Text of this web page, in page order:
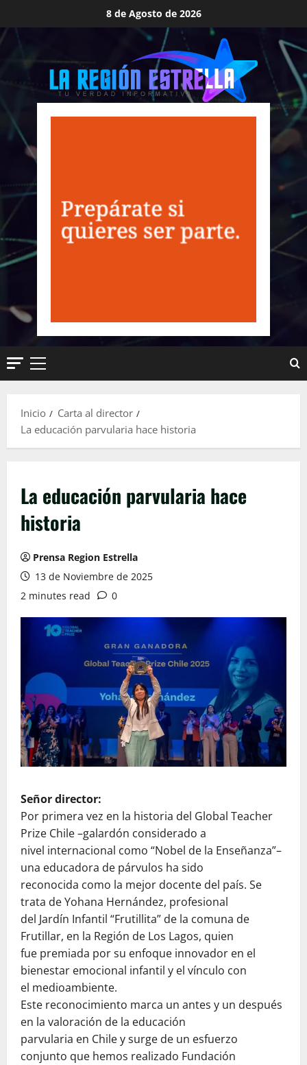
al
contenido
8 de Agosto de 2026
Menú
Inicio
Carta al director
La educación parvularia hace historia
La educación parvularia hace
historia
Prensa Region Estrella
13 de Noviembre de 2025
2 minutes read
0
Señor director:
Por primera vez en la historia del Global Teacher
Prize Chile –galardón considerado a
nivel internacional como “Nobel de la Enseñanza”–
una educadora de párvulos ha sido
reconocida como la mejor docente del país. Se
trata de Yohana Hernández, profesional
del Jardín Infantil “Frutillita” de la comuna de
Frutillar, en la Región de Los Lagos, quien
fue premiada por su enfoque innovador en el
bienestar emocional infantil y el vínculo con
el medioambiente.
Este reconocimiento marca un antes y un después
en la valoración de la educación
parvularia en Chile y surge de un esfuerzo
conjunto que hemos realizado Fundación